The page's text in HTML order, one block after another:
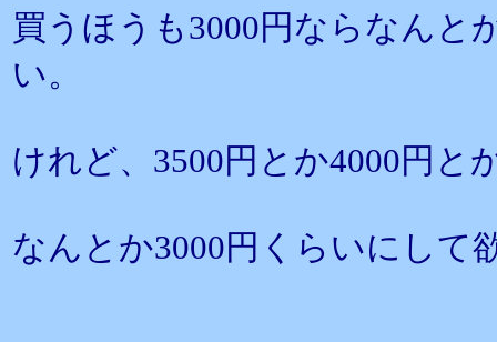
買うほうも3000円ならなんと
い。
けれど、3500円とか4000円と
なんとか3000円くらいにして